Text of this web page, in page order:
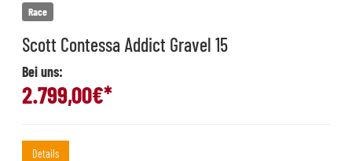
Race
Scott Contessa Addict Gravel 15
Bei uns:
2.799,00€*
Details